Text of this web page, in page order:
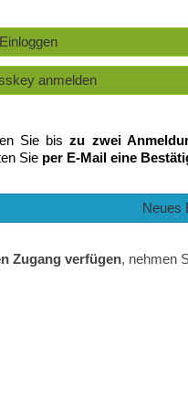
Einloggen
anmelden
Sie biszu zwei
Sie per E-Mail eine
Neues
Zugang verfügen, nehmen